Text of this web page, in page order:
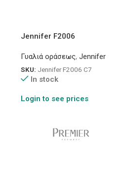
Jennifer F2006
Γυαλιά οράσεως, Jennifer
SKU: Jennifer F2006 C7
In stock
Login to see prices